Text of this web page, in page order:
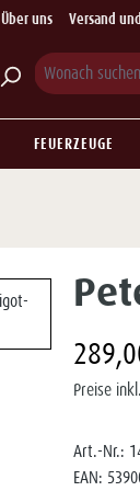
Über uns Versand
FEUERZEUGE
Preise
Art.-Nr.:
EAN: